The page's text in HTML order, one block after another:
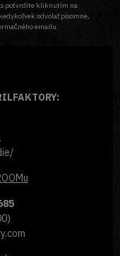
potvrdíte kliknutím na
odvolať písomne,
emailu.